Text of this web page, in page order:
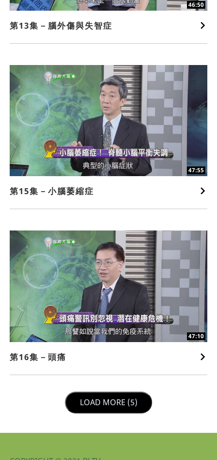
46:50
第13集－腦外傷與失智症
47:55
第15集－小腦萎縮症
47:10
第16集－頭痛
LOAD NEXT PAGE
LOAD MORE (5)